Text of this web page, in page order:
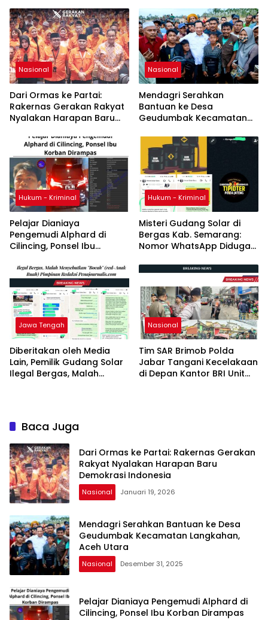
Nasional
Dari Ormas ke Partai:
Rakernas Gerakan Rakyat
Nyalakan Harapan Baru
Nasional
Mendagri Serahkan
Bantuan ke Desa
Geudumbak Kecamatan
Hukum - Kriminal
Pelajar Dianiaya
Pengemudi Alphard di
Cilincing, Ponsel Ibu
Hukum - Kriminal
Misteri Gudang Solar di
Bergas Kab. Semarang:
Nomor WhatsApp Diduga
Tindaklanjut Polisi Turun ke
Jawa Tengah
Diberitakan oleh Media
Lain, Pemilik Gudang Solar
Ilegal Bergas, Malah
Nasional
Tim SAR Brimob Polda
Jabar Tangani Kecelakaan
di Depan Kantor BRI Unit
Baca Juga
Dari Ormas ke Partai: Rakernas Gerakan
Rakyat Nyalakan Harapan Baru
Demokrasi Indonesia
Nasional Januari 19, 2026
Mendagri Serahkan Bantuan ke Desa
Geudumbak Kecamatan Langkahan,
Aceh Utara
Nasional Desember 31, 2025
Pelajar Dianiaya Pengemudi Alphard di
Cilincing, Ponsel Ibu Korban Dirampas